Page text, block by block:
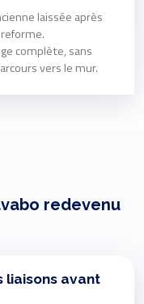
laissée après
complète, sans
vers le mur.
redevenu
liaisons avant